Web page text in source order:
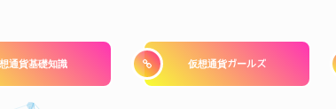
通貨基礎知識 仮想通貨ガールズ